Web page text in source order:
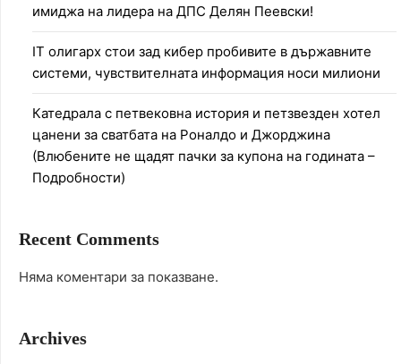
имиджа на лидера на ДПС Делян Пеевски!
IT олигарх стои зад кибер пробивите в държавните
системи, чувствителната информация носи милиони
Катедрала с петвековна история и петзвезден хотел
цанени за сватбата на Роналдо и Джорджина
(Влюбените не щадят пачки за купона на годината –
Подробности)
Recent Comments
Няма коментари за показване.
Archives